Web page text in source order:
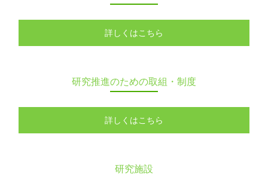
詳しくはこちら
研究推進のための取組・制度
詳しくはこちら
研究施設